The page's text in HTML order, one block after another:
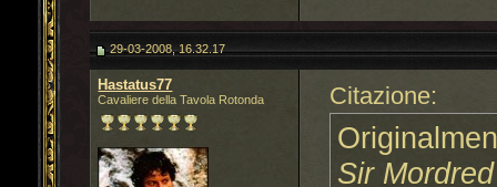
29-03-2008, 16.32.17
Hastatus77
Cavaliere della Tavola Rotonda Citazione:
Sir